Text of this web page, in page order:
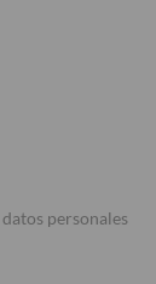
personales